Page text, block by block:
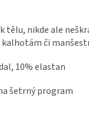
tělu, nikde ale
kalhotám či
10% elastan
šetrný program